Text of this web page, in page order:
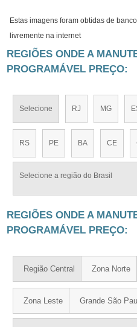
Estas imagens foram obtidas de
livremente na internet
REGIÕES ONDE A
PROGRAMÁVEL PREÇO:
Selecione RJ MG
RS PE BA CE
Selecione a região do Brasil
REGIÕES ONDE A
PROGRAMÁVEL PREÇO:
Região Central Zona Norte
Zona Leste Grande São